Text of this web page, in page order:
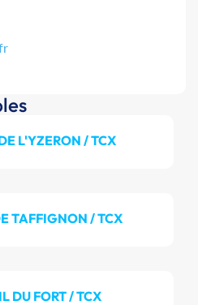
L'YZERON / TCX
TAFFIGNON / TCX
DU FORT / TCX